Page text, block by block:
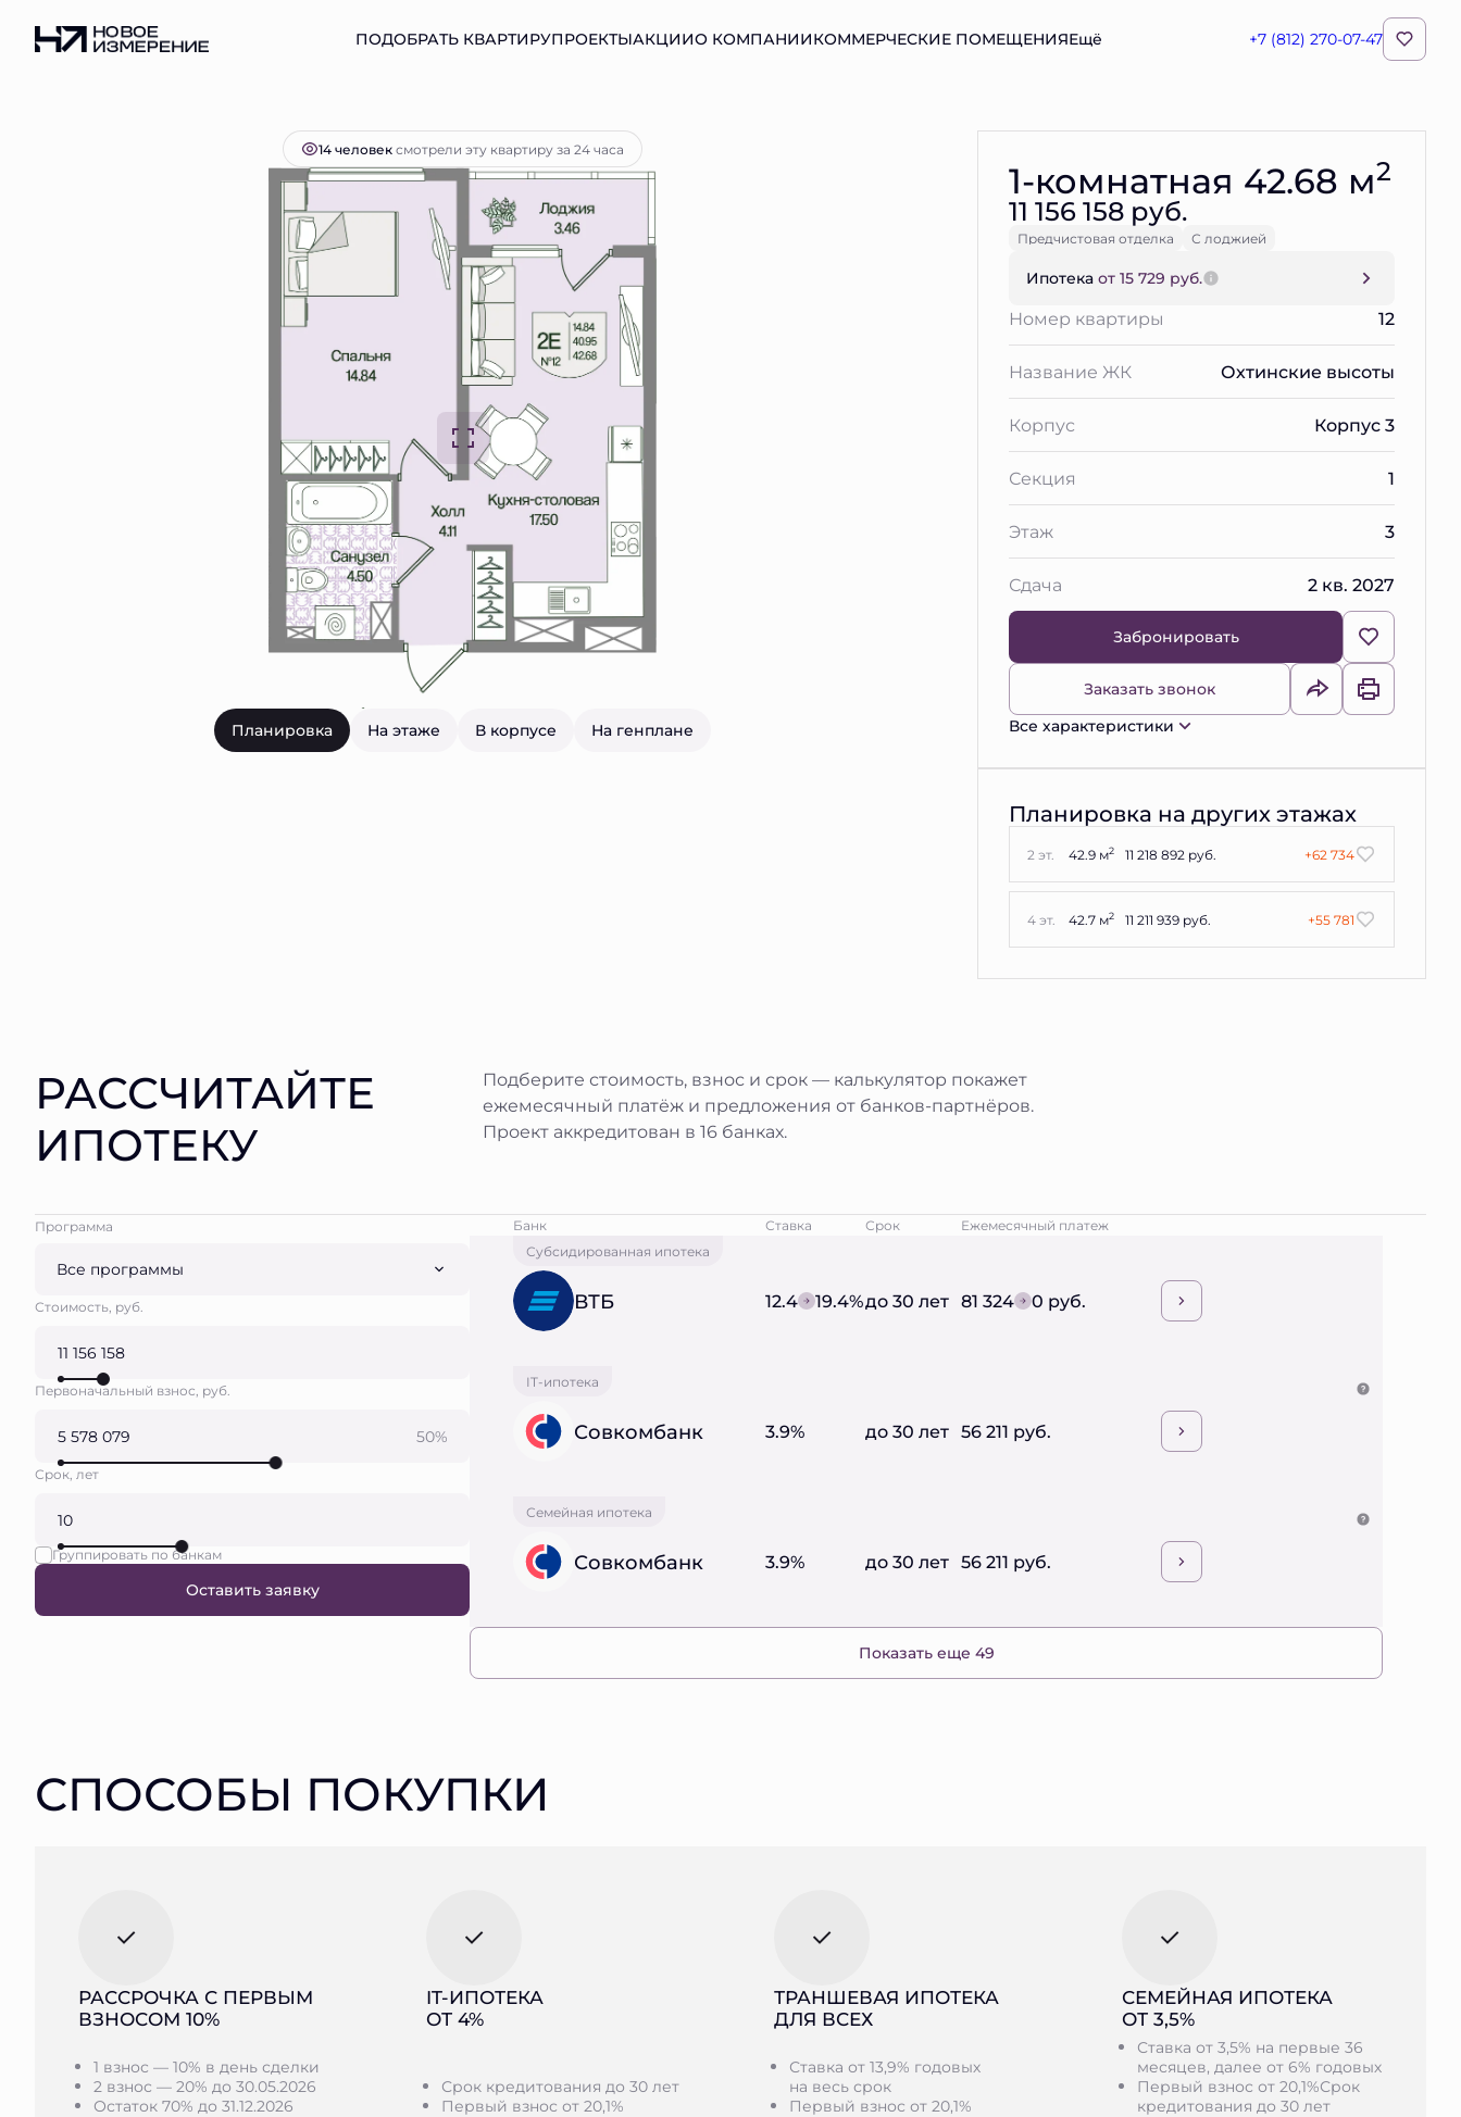
ПОДОБРАТЬ КВАРТИРУПРОЕКТЫАКЦИИО КОМПАНИИКОММЕРЧЕСКИЕ ПОМЕЩЕНИЯЕщё +7 (812) 270-07-47
1-комнатная42.68 м 11 156 158 руб.Ипотекаот 15 729 руб. Забронировать
14 человексмотрели эту квартиру за 24 часа
Планировка На этаже В корпусе На генплане
1-комнатная 42.68 м2
11 156 158 руб.
Предчистовая отделка С лоджией
Ипотека от 15 729 руб.
Номер квартиры 12
Название ЖК Охтинские высоты
Корпус Корпус 3
Секция 1
Этаж 3
Сдача 2 кв. 2027
Забронировать
Заказать звонок
Все характеристики
Планировка на других этажах
2 эт. 42.9 м2 11 218 892 руб. +62 734
4 эт. 42.7 м2 11 211 939 руб. +55 781
РАССЧИТАЙТЕ
ИПОТЕКУ
Подберите стоимость, взнос и срок — калькулятор покажет
ежемесячный платёж и предложения от банков-партнёров.
Проект аккредитован в 16 банках.
Программа
Все программы
Стоимость, руб.
Первоначальный взнос, руб.
50%
Срок, лет
Группировать по банкам
Оставить заявку
Банк Ставка Срок
Ежемесячный платеж
Субсидированная ипотека
ВТБ 12.4 19.4%до 30 лет 81 324 0 руб.
IT-ипотека
Совкомбанк 3.9% до 30 лет 56 211 руб.
Семейная ипотека
Совкомбанк 3.9% до 30 лет 56 211 руб.
Показать еще 49
СПОСОБЫ ПОКУПКИ
РАССРОЧКА С ПЕРВЫМ
ВЗНОСОМ 10%
1 взнос — 10% в день сделки
2 взнос — 20% до 30.05.2026
Остаток 70% до 31.12.2026
IT-ИПОТЕКА
ОТ 4%
Срок кредитования до 30 лет
Первый взнос от 20,1%
ТРАНШЕВАЯ ИПОТЕКА
ДЛЯ ВСЕХ
Ставка от 13,9% годовых
на весь срок
Первый взнос от 20,1%
СЕМЕЙНАЯ ИПОТЕКА
ОТ 3,5%
Ставка от 3,5% на первые 36
месяцев, далее от 6% годовых
Первый взнос от 20,1%Срок
кредитования до 30 лет